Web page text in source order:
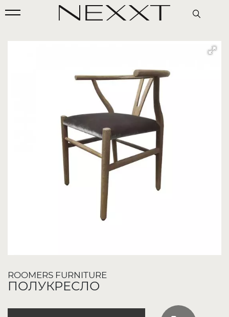
ROOMERS FURNITURE
ПОЛУКРЕСЛО